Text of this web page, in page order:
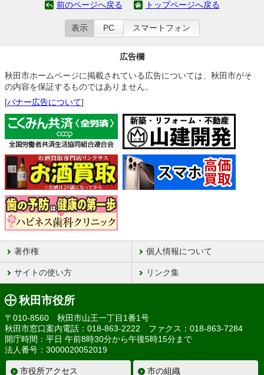
前のページへ戻る トップページへ戻る
表示 PC スマートフォン
広告欄
秋田市ホームページに掲載されている広告については、秋田市がそ
の内容を保証するものではありません。
[バナー広告について]
著作権 個人情報について
サイトの使い方 リンク集
秋田市役所
〒010-8560 秋田市山王一丁目1番1号
秋田市窓口案内電話：018-863-2222 ファクス：018-863-7284
開庁時間：平日 午前8時30分から午後5時15分まで
法人番号：3000020052019
市役所アクセス 市の組織